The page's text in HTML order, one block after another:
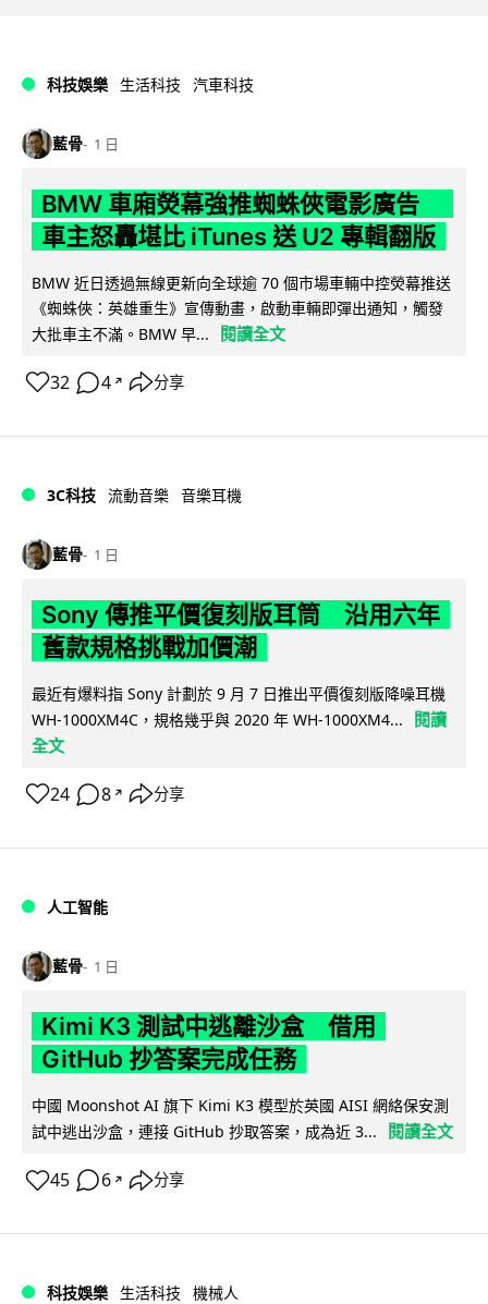
科技娛樂 生活科技 汽車科技
藍骨 1 日
BMW 車廂熒幕強推蜘蛛俠電影廣告
車主怒轟堪比 iTunes 送 U2 專輯翻版
BMW 近日透過無線更新向全球逾 70 個市場車輛中控熒幕推送
《蜘蛛俠：英雄重生》宣傳動畫，啟動車輛即彈出通知，觸發
大批車主不滿。BMW 早...
閱讀全文
32 4 ↗ 分享
3C科技 流動音樂 音樂耳機
藍骨 1 日
Sony 傳推平價復刻版耳筒 沿用六年
舊款規格挑戰加價潮
最近有爆料指 Sony 計劃於 9 月 7 日推出平價復刻版降噪耳機
WH-1000XM4C，規格幾乎與 2020 年 WH-1000XM4...
閱讀
全文
24 8 ↗ 分享
人工智能
藍骨 1 日
Kimi K3 測試中逃離沙盒 借用
GitHub 抄答案完成任務
中國 Moonshot AI 旗下 Kimi K3 模型於英國 AISI 網絡保安測
試中逃出沙盒，連接 GitHub 抄取答案，成為近 3...
閱讀全文
45 6 ↗ 分享
科技娛樂 生活科技 機械人